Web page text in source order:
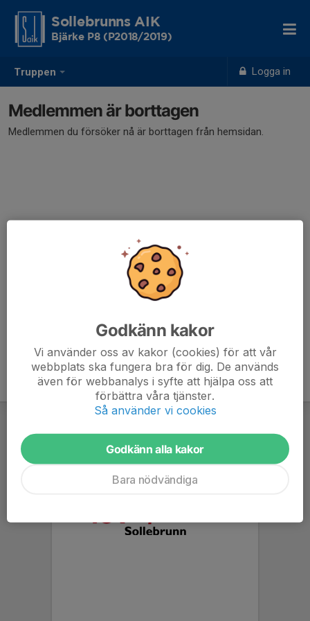
Truppen Logga in
Sollebrunns AIK
Bjärke P8 (P2018/2019)
Medlemmen är borttagen
Medlemmen du försöker nå är borttagen från hemsidan.
Godkänn kakor
Vi använder oss av kakor (cookies) för att vår
webbplats ska fungera bra för dig. De används
även för webbanalys i syfte att hjälpa oss att
förbättra våra tjänster.
Så använder vi cookies
Godkänn alla kakor
Bara nödvändiga